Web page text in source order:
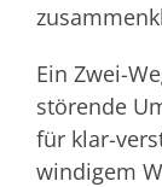
Ein Zwei-
störende
für klar-
windigem